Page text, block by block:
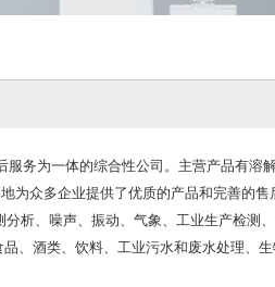
务为一体的综合性公司。主营产品有溶
为众多企业提供了优质的产品和完善的售
析、噪声、振动、气象、工业生产检测
、酒类、饮料、工业污水和废水处理、